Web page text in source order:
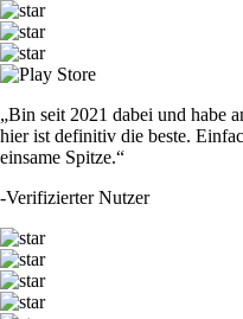
„Bin seit 2021 dabei und habe
hier ist definitiv die beste.
einsame Spitze.“
-Verifizierter Nutzer